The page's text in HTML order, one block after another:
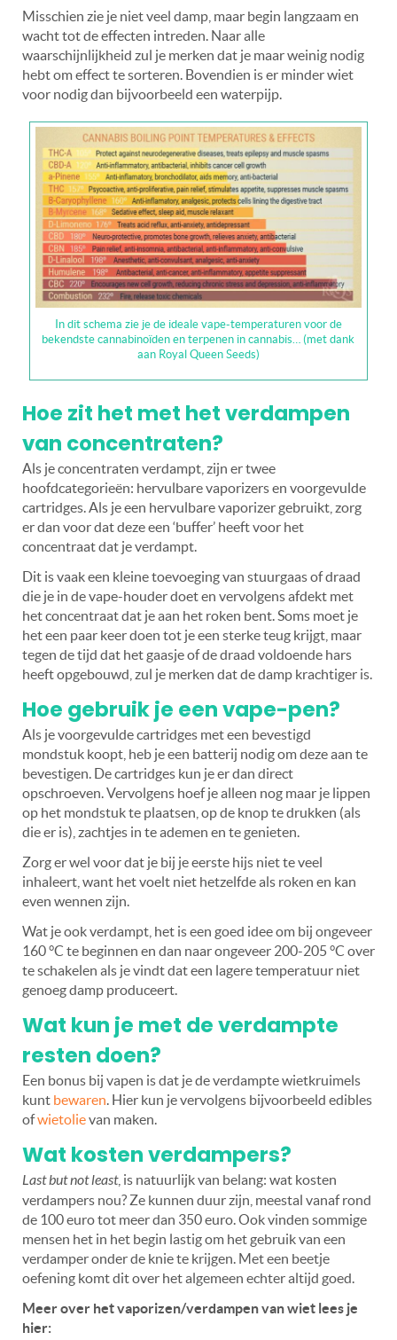
Misschien zie je niet veel damp, maar begin langzaam en
wacht tot de effecten intreden. Naar alle
waarschijnlijkheid zul je merken dat je maar weinig nodig
hebt om effect te sorteren. Bovendien is er minder wiet
voor nodig dan bijvoorbeeld een waterpijp.
In dit schema zie je de ideale vape-temperaturen voor de
bekendste cannabinoïden en terpenen in cannabis… (met dank
aan Royal Queen Seeds)
Hoe zit het met het verdampen
van concentraten?
Als je concentraten verdampt, zijn er twee
hoofdcategorieën: hervulbare vaporizers en voorgevulde
cartridges. Als je een hervulbare vaporizer gebruikt, zorg
er dan voor dat deze een ‘buffer’ heeft voor het
concentraat dat je verdampt.
Dit is vaak een kleine toevoeging van stuurgaas of draad
die je in de vape-houder doet en vervolgens afdekt met
het concentraat dat je aan het roken bent. Soms moet je
het een paar keer doen tot je een sterke teug krijgt, maar
tegen de tijd dat het gaasje of de draad voldoende hars
heeft opgebouwd, zul je merken dat de damp krachtiger is.
Hoe gebruik je een vape-pen?
Als je voorgevulde cartridges met een bevestigd
mondstuk koopt, heb je een batterij nodig om deze aan te
bevestigen. De cartridges kun je er dan direct
opschroeven. Vervolgens hoef je alleen nog maar je lippen
op het mondstuk te plaatsen, op de knop te drukken (als
die er is), zachtjes in te ademen en te genieten.
Zorg er wel voor dat je bij je eerste hijs niet te veel
inhaleert, want het voelt niet hetzelfde als roken en kan
even wennen zijn.
Wat je ook verdampt, het is een goed idee om bij ongeveer
160 °C te beginnen en dan naar ongeveer 200-205 °C over
te schakelen als je vindt dat een lagere temperatuur niet
genoeg damp produceert.
Wat kun je met de verdampte
resten doen?
Een bonus bij vapen is dat je de verdampte wietkruimels
kunt bewaren. Hier kun je vervolgens bijvoorbeeld edibles
ofwietolievan maken.
Wat kosten verdampers?
Last but not least, is natuurlijk van belang: wat kosten
verdampers nou? Ze kunnen duur zijn, meestal vanaf rond
de 100 euro tot meer dan 350 euro. Ook vinden sommige
mensen het in het begin lastig om het gebruik van een
verdamper onder de knie te krijgen. Met een beetje
oefening komt dit over het algemeen echter altijd goed.
Meer over het vaporizen/verdampen van wiet lees je
hier: